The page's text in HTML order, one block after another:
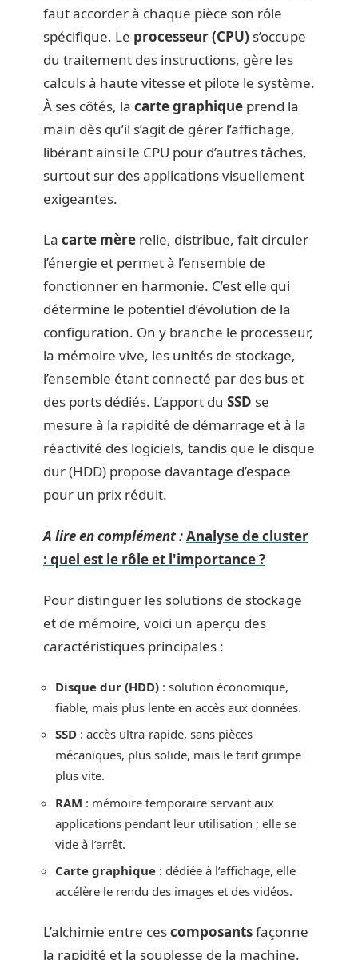
faut accorder à chaque pièce son rôle
spécifique. Le processeur (CPU) s’occupe
du traitement des instructions, gère les
calculs à haute vitesse et pilote le système.
À ses côtés, la carte graphique prend la
main dès qu’il s’agit de gérer l’affichage,
libérant ainsi le CPU pour d’autres tâches,
surtout sur des applications visuellement
exigeantes.
La carte mère relie, distribue, fait circuler
l’énergie et permet à l’ensemble de
fonctionner en harmonie. C’est elle qui
détermine le potentiel d’évolution de la
configuration. On y branche le processeur,
la mémoire vive, les unités de stockage,
l’ensemble étant connecté par des bus et
des ports dédiés. L’apport du SSD se
mesure à la rapidité de démarrage et à la
réactivité des logiciels, tandis que le disque
dur (HDD) propose davantage d’espace
pour un prix réduit.
A lire en complément :Analyse de cluster
: quel est le rôle et l'importance ?
Pour distinguer les solutions de stockage
et de mémoire, voici un aperçu des
caractéristiques principales :
Disque dur (HDD) : solution économique,
fiable, mais plus lente en accès aux données.
SSD : accès ultra-rapide, sans pièces
mécaniques, plus solide, mais le tarif grimpe
plus vite.
RAM : mémoire temporaire servant aux
applications pendant leur utilisation ; elle se
vide à l’arrêt.
Carte graphique : dédiée à l’affichage, elle
accélère le rendu des images et des vidéos.
L’alchimie entre cescomposantsfaçonne
la rapidité et la souplesse de la machine.